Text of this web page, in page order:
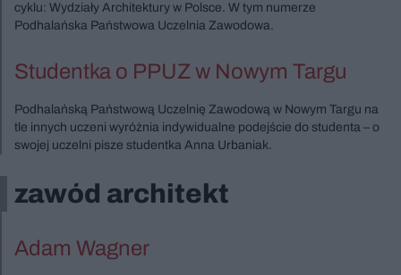
cyklu: Wydziały Architektury w Polsce. W tym numerze
Podhalańska Państwowa Uczelnia Zawodowa.
Studentka o PPUZ w Nowym Targu
Podhalańską Państwową Uczelnię Zawodową w Nowym Targu na
tle innych uczeni wyróżnia indywidualne podejście do studenta – o
swojej uczelni pisze studentka Anna Urbaniak.
zawód architekt
Adam Wagner